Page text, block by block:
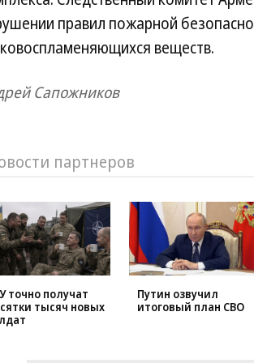
правил пожарной
веществ.
Сапожников
партнеров
точно получат
тысяч новых
Путин озвучил
итоговый план СВО